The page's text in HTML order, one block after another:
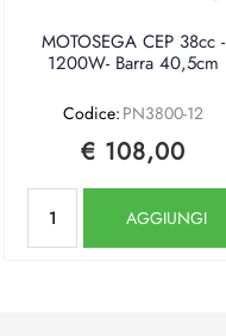
MOTOSEGA CEP 38cc -
1200W- Barra 40,5cm
Codice: PN3800-12
€ 108,00
AGGIUNGI